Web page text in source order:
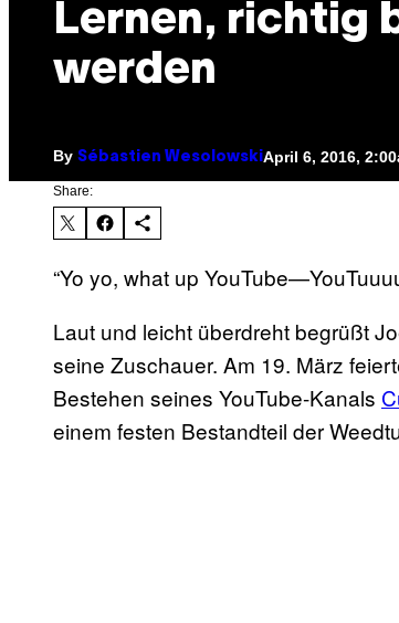
Lernen, richtig
werden
By Sébastien Wesolowski April 6, 2016,
Share:
“Yo yo, what up
Laut und leicht überdreht begrüßt
seine Zuschauer. Am 19. März
Bestehen seines YouTube-Kanals
einem festen Bestandteil der